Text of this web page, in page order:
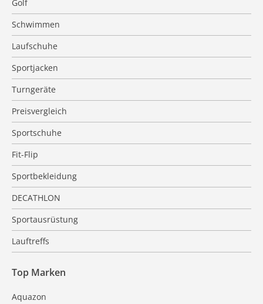
Golf
Schwimmen
Laufschuhe
Sportjacken
Turngeräte
Preisvergleich
Sportschuhe
Fit-Flip
Sportbekleidung
DECATHLON
Sportausrüstung
Lauftreffs
Top Marken
Aquazon